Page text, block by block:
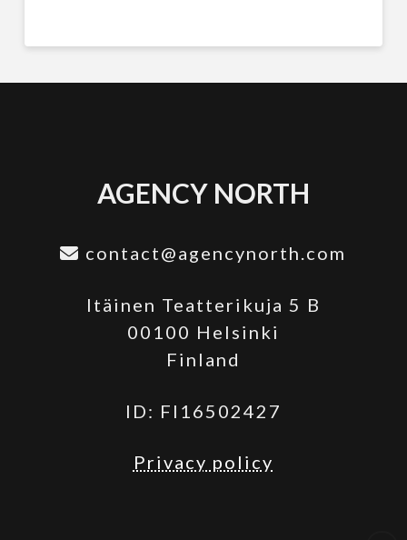
AGENCY NORTH
contact@agencynorth.com
Itäinen Teatterikuja 5 B
00100 Helsinki
Finland
ID: FI16502427
Privacy policy